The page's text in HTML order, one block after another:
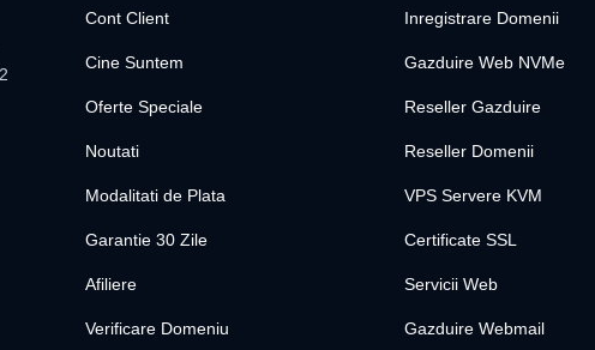
Cont Client
Cine Suntem
Oferte Speciale
Noutati
Modalitati de Plata
Garantie 30 Zile
Afiliere
Verificare Domeniu
Inregistrare Domenii
Gazduire Web NVMe
Reseller Gazduire
Reseller Domenii
VPS Servere KVM
Certificate SSL
Servicii Web
Gazduire Webmail